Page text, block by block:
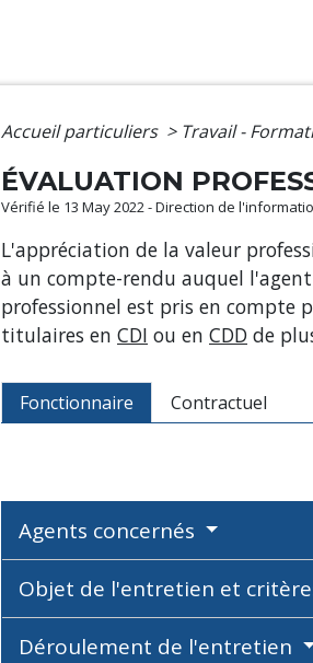
Accueil particuliers > Travail -
ÉVALUATION
Vérifié le 13 May 2022 - Direction de
L'appréciation de la valeur
à un compte-rendu auquel
professionnel est pris en compte
titulaires en CDI ou en CDD de
Fonctionnaire Contractuel
Agents concernés
Objet de l'entretien et
Déroulement de l'entretien